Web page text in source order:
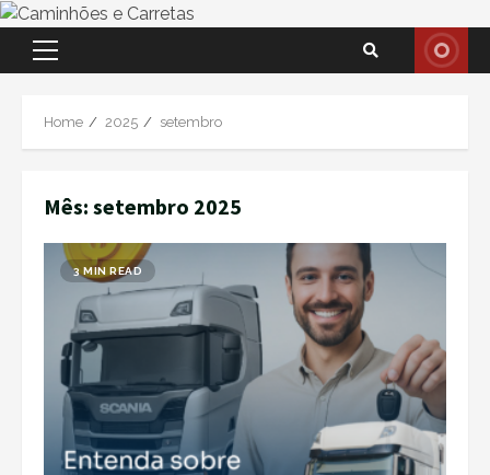
Primary
Home 2025 setembro
Mês: setembro 2025
3 MIN READ